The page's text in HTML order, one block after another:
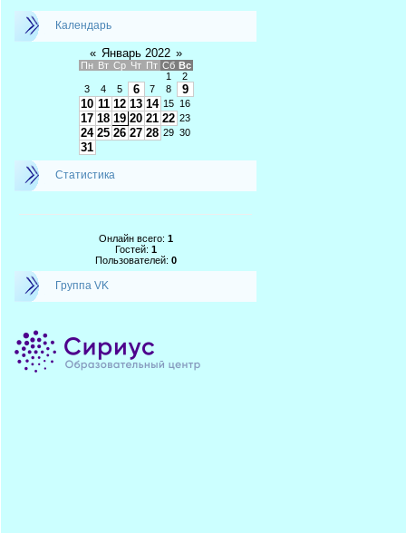
Календарь
« Январь 2022 »
Пн Вт Ср Чт Пт Сб Вс
1
2
3
4 5 6 7 8
9
10 11 12 13 14 15 16
17 18 19 20 21 22 23
24 25 26 27 28 29 30
31
Статистика
Онлайн всего: 1
Гостей: 1
Пользователей: 0
Группа VK